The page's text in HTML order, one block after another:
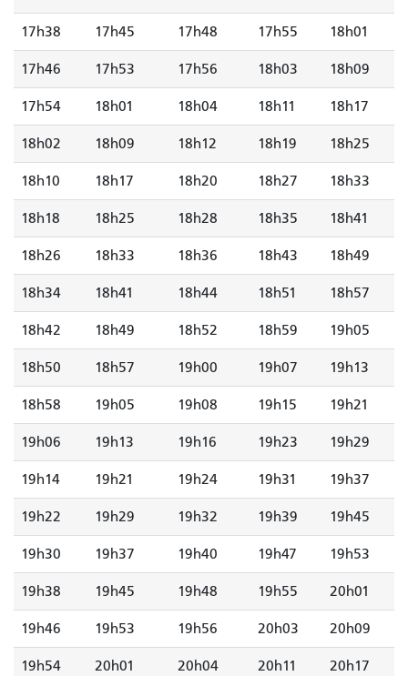
17h38 17h45 17h48 17h55 18h01
17h46 17h53 17h56 18h03 18h09
17h54 18h01 18h04 18h11 18h17
18h02 18h09 18h12 18h19 18h25
18h10 18h17 18h20 18h27 18h33
18h18 18h25 18h28 18h35 18h41
18h26 18h33 18h36 18h43 18h49
18h34 18h41 18h44 18h51 18h57
18h42 18h49 18h52 18h59 19h05
18h50 18h57 19h00 19h07 19h13
18h58 19h05 19h08 19h15 19h21
19h06 19h13 19h16 19h23 19h29
19h14 19h21 19h24 19h31 19h37
19h22 19h29 19h32 19h39 19h45
19h30 19h37 19h40 19h47 19h53
19h38 19h45 19h48 19h55 20h01
19h46 19h53 19h56 20h03 20h09
19h54 20h01 20h04 20h11 20h17